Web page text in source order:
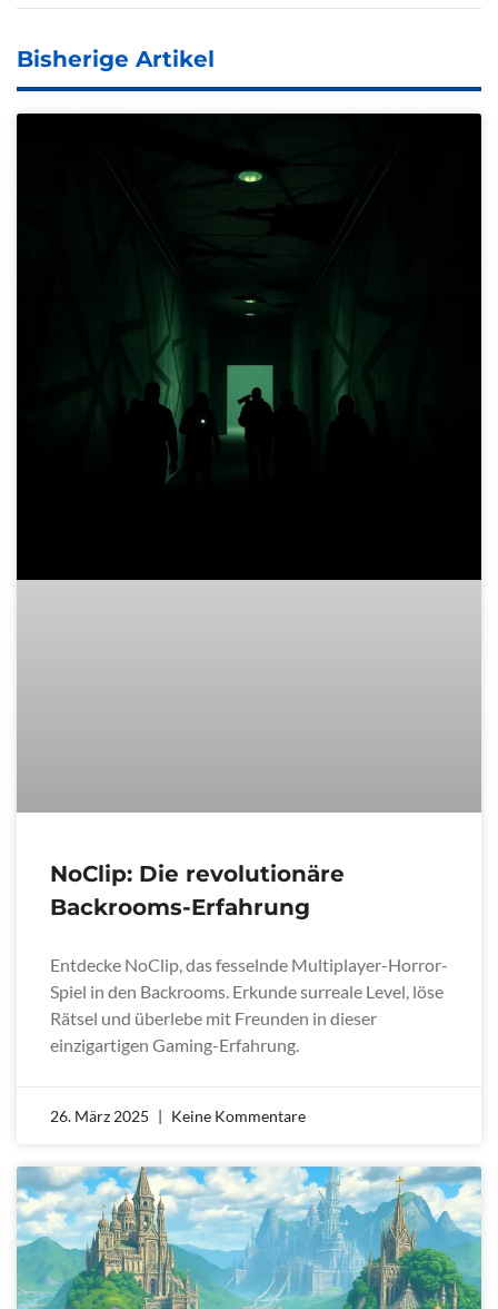
Bisherige Artikel
NoClip: Die revolutionäre
Backrooms-Erfahrung
Entdecke NoClip, das fesselnde Multiplayer-Horror-
Spiel in den Backrooms. Erkunde surreale Level, löse
Rätsel und überlebe mit Freunden in dieser
einzigartigen Gaming-Erfahrung.
26. März 2025 Keine Kommentare